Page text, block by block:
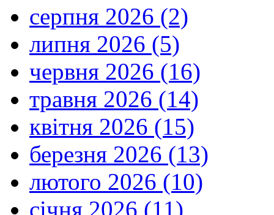
серпня 2026 (2)
липня 2026 (5)
червня 2026 (16)
травня 2026 (14)
квітня 2026 (15)
березня 2026 (13)
лютого 2026 (10)
січня 2026 (11)